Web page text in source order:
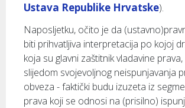
Ustava Republike Hrvatske).
Naposljetku, očito je da
biti prihvatljiva interpretacija po kojoj
koja su glavni zaštitnik vladavine
slijedom svojevoljnog neispunjavanja
obveza - faktički budu izuzeta iz
prava koji se odnosi na (prisilno)